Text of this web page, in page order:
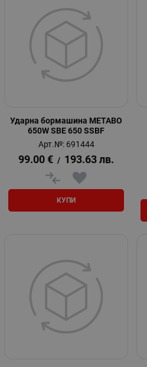
Ударна бормашина METABO
650W SBE 650 SSBF
Арт.№: 691444
99.00 € / 193.63 лв.
КУПИ